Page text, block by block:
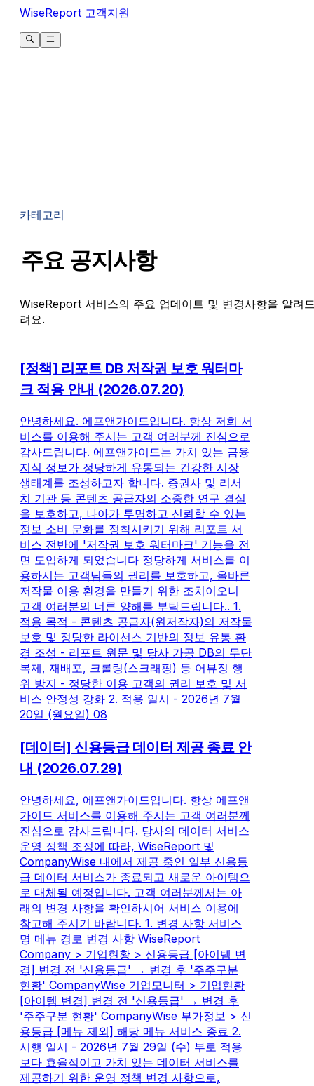
WiseReport 고객지원
카테고리
주요 공지사항
WiseReport 서비스의 주요 업데이트 및 변경사항을 알려
려요.
[정책] 리포트 DB 저작권 보호 워터마
크 적용 안내 (2026.07.20)
안녕하세요. 에프앤가이드입니다. 항상 저희 서
비스를 이용해 주시는 고객 여러분께 진심으로
감사드립니다. 에프앤가이드는 가치 있는 금융
지식 정보가 정당하게 유통되는 건강한 시장
생태계를 조성하고자 합니다. 증권사 및 리서
치 기관 등 콘텐츠 공급자의 소중한 연구 결실
을 보호하고, 나아가 투명하고 신뢰할 수 있는
정보 소비 문화를 정착시키기 위해 리포트 서
비스 전반에 '저작권 보호 워터마크' 기능을 전
면 도입하게 되었습니다 정당하게 서비스를 이
용하시는 고객님들의 권리를 보호하고, 올바른
저작물 이용 환경을 만들기 위한 조치이오니
고객 여러분의 너른 양해를 부탁드립니다.. 1.
적용 목적 - 콘텐츠 공급자(원저작자)의 저작물
보호 및 정당한 라이선스 기반의 정보 유통 환
경 조성 - 리포트 원문 및 당사 가공 DB의 무단
복제, 재배포, 크롤링(스크래핑) 등 어뷰징 행
위 방지 - 정당한 이용 고객의 권리 보호 및 서
비스 안정성 강화 2. 적용 일시 - 2026년 7월
20일 (월요일) 08
[데이터] 신용등급 데이터 제공 종료 안
내 (2026.07.29)
안녕하세요, 에프앤가이드입니다. 항상 에프앤
가이드 서비스를 이용해 주시는 고객 여러분께
진심으로 감사드립니다. 당사의 데이터 서비스
운영 정책 조정에 따라, WiseReport 및
CompanyWise 내에서 제공 중인 일부 신용등
급 데이터 서비스가 종료되고 새로운 아이템으
로 대체될 예정입니다. 고객 여러분께서는 아
래의 변경 사항을 확인하시어 서비스 이용에
참고해 주시기 바랍니다. 1. 변경 사항 서비스
명 메뉴 경로 변경 사항 WiseReport
Company > 기업현황 > 신용등급 [아이템 변
경] 변경 전 '신용등급' → 변경 후 '주주구분
현황' CompanyWise 기업모니터 > 기업현황
[아이템 변경] 변경 전 '신용등급' → 변경 후
'주주구분 현황' CompanyWise 부가정보 > 신
용등급 [메뉴 제외] 해당 메뉴 서비스 종료 2.
시행 일시 - 2026년 7월 29일 (수) 부로 적용
보다 효율적이고 가치 있는 데이터 서비스를
제공하기 위한 운영 정책 변경 사항으로,